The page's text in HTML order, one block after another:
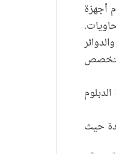
أجهزة
متخصص
حيث